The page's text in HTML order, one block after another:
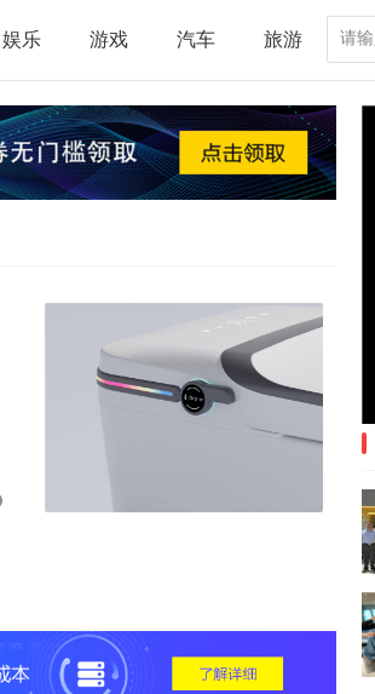
娱乐 游戏 汽车 旅游